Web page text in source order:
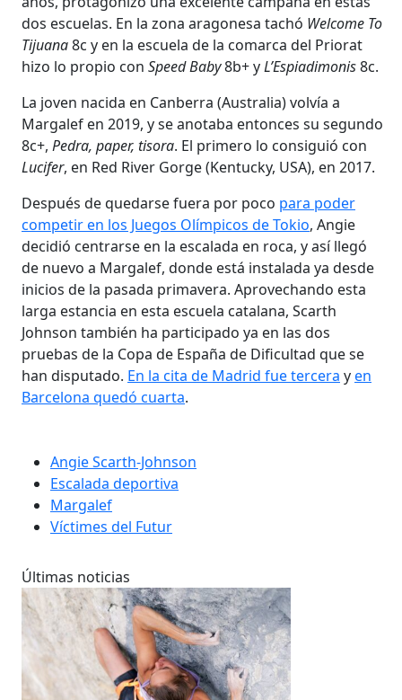
dos escuelas. En la zona aragonesa tachó Welcome To
Tijuana8c y en la escuela de la comarca del Priorat
hizo lo propio con Speed Baby8b+ yL’Espiadimonis8c.
La joven nacida en Canberra (Australia) volvía a
Margalef en 2019, y se anotaba entonces su segundo
8c+, Pedra, paper, tisora. El primero lo consiguió con
Lucifer, en Red River Gorge (Kentucky, USA), en 2017.
Después de quedarse fuera por poco para poder
competir en los Juegos Olímpicos de Tokio, Angie
decidió centrarse en la escalada en roca, y así llegó
de nuevo a Margalef, donde está instalada ya desde
inicios de la pasada primavera. Aprovechando esta
larga estancia en esta escuela catalana, Scarth
Johnson también ha participado ya en las dos
pruebas de la Copa de España de Dificultad que se
han disputado. En la cita de Madrid fue tercera yen
Barcelona quedó cuarta.
Angie Scarth-Johnson
Escalada deportiva
Margalef
Víctimes del Futur
Últimas noticias